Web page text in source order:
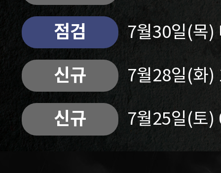
점검 7월30일(목)
신규 7월28일(화
신규 7월25일(토